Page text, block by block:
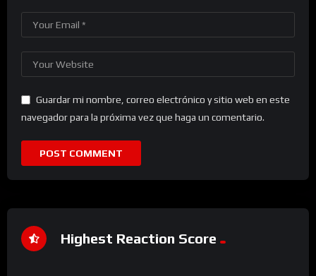
Guardar mi nombre, correo electrónico y sitio web en este
navegador para la próxima vez que haga un comentario.
Highest Reaction Score